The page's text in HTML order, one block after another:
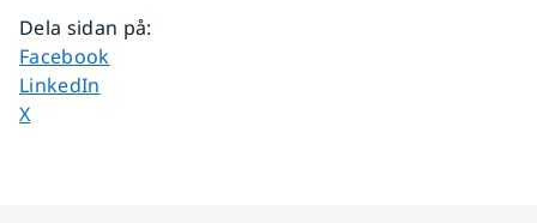
Dela sidan på:
Dela sidan på
Facebook
Dela sidan på
LinkedIn
Dela sidan på
X